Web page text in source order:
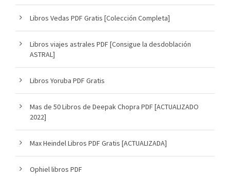
Libros Vedas PDF Gratis [Colección Completa]
Libros viajes astrales PDF [Consigue la desdoblación
ASTRAL]
Libros Yoruba PDF Gratis
Mas de 50 Libros de Deepak Chopra PDF [ACTUALIZADO
2022]
Max Heindel Libros PDF Gratis [ACTUALIZADA]
Ophiel libros PDF